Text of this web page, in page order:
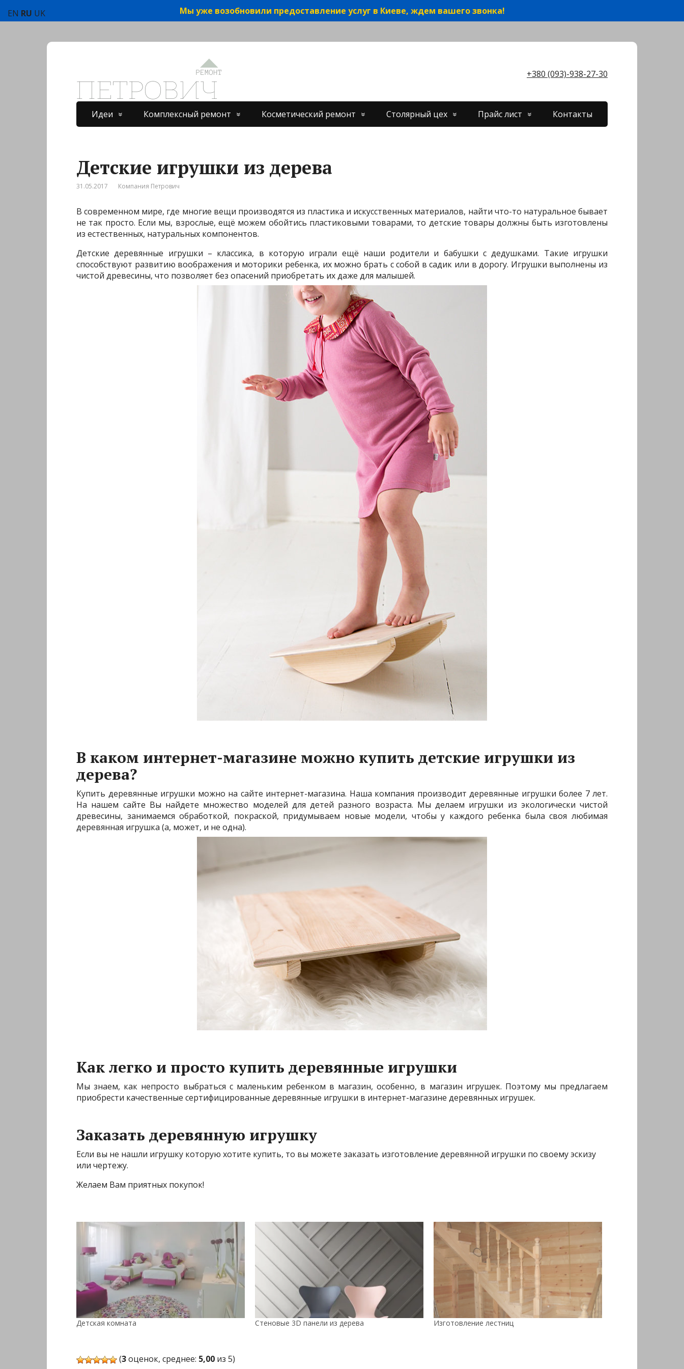
Мы уже возобновили предоставление услуг в Киеве, ждем вашего звонка!
+380 (093)-938-27-30
Идеи Комплексный ремонт Косметический ремонт Столярный цех Прайс лист Контакты
Детские игрушки из дерева
31.05.2017 Компания Петрович
В современном мире, где многие вещи производятся из пластика и искусственных материалов, найти что-то натуральное бывает
не так просто. Если мы, взрослые, ещё можем обойтись пластиковыми товарами, то детские товары должны быть изготовлены
из естественных, натуральных компонентов.
Детские деревянные игрушки – классика, в которую играли ещё наши родители и бабушки с дедушками. Такие игрушки
способствуют развитию воображения и моторики ребенка, их можно брать с собой в садик или в дорогу. Игрушки выполнены из
чистой древесины, что позволяет без опасений приобретать их даже для малышей.
В каком интернет-магазине можно купить детские игрушки из
дерева?
Купить деревянные игрушки можно на сайте интернет-магазина. Наша компания производит деревянные игрушки более 7 лет.
На нашем сайте Вы найдете множество моделей для детей разного возраста. Мы делаем игрушки из экологически чистой
древесины, занимаемся обработкой, покраской, придумываем новые модели, чтобы у каждого ребенка была своя любимая
деревянная игрушка (а, может, и не одна).
Как легко и просто купить деревянные игрушки
Мы знаем, как непросто выбраться с маленьким ребенком в магазин, особенно, в магазин игрушек. Поэтому мы предлагаем
приобрести качественные сертифицированные деревянные игрушки в интернет-магазине деревянных игрушек.
Заказать деревянную игрушку
Если вы не нашли игрушку которую хотите купить, то вы можете заказать изготовление деревянной игрушки по своему эскизу
или чертежу.
Желаем Вам приятных покупок!
Детская комната Стеновые 3D панели из дерева Изготовление лестниц
(3оценок, среднее: 5,00 из 5)
EN RU UK